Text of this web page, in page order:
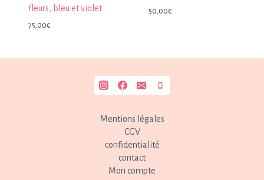
fleurs, bleu et violet
75,00€
50,00€
Mentions légales
CGV
confidentialité
contact
Mon compte